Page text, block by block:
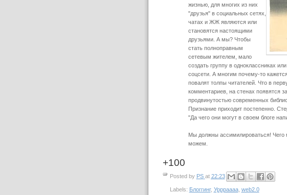
жизнью, для многих из них
"друзья" в социальных сетях,
чатах и ЖЖ являются или
становятся настоящими
друзьями. А мы? Чтобы
стать полноправным
сетевым жителем, мало
создать группу в одноклассниках
соцсети. А многим почему-то
повалят толпы читателей. Что в
комментариев, на стенах появятся
продвинутостью современных
Признание приходит постепенно.
"Да чего они могут в своем блоге
Мы должны ассимилироваться!
можем.
+100
Posted by PS at 22:23
Labels: Блоггинг, Уррраааа, web2.0